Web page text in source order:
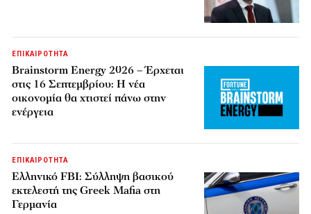
ΕΠΙΚΑΙΡΟΤΗΤΑ
Brainstorm Energy 2026 – Έρχεται
στις 16 Σεπτεμβρίου: Η νέα
οικονομία θα χτιστεί πάνω στην
ενέργεια
ΕΠΙΚΑΙΡΟΤΗΤΑ
Ελληνικό FBI: Σύλληψη βασικού
εκτελεστή της Greek Mafia στη
Γερμανία